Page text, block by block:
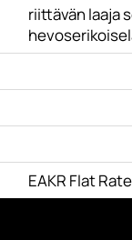
riittävän laaja
EAKR Flat